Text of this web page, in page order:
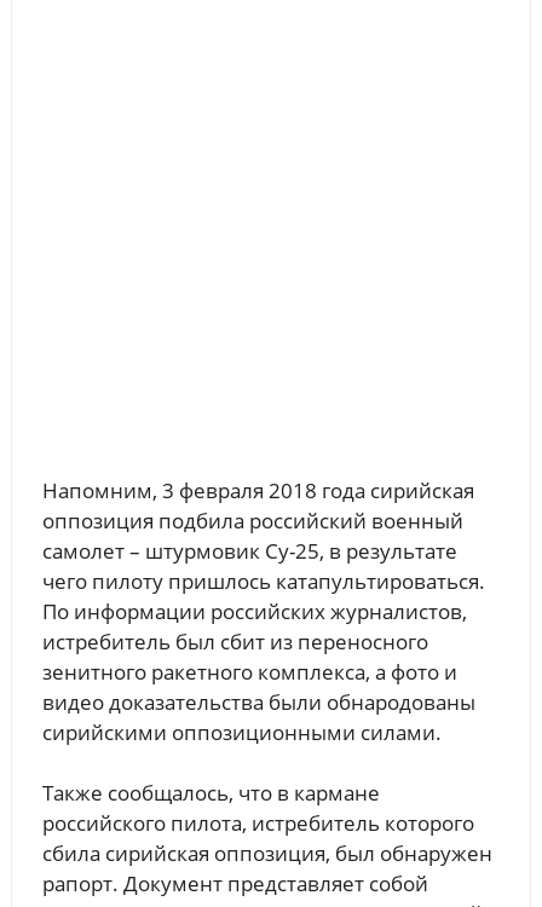
Напомним, 3 февраля 2018 года сирийская
оппозиция подбила российский военный
самолет – штурмовик Су-25, в результате
чего пилоту пришлось катапультироваться.
По информации российских журналистов,
истребитель был сбит из переносного
зенитного ракетного комплекса, а фото и
видео доказательства были обнародованы
сирийскими оппозиционными силами.
Также сообщалось, что в кармане
российского пилота, истребитель которого
сбила сирийская оппозиция, был обнаружен
рапорт. Документ представляет собой